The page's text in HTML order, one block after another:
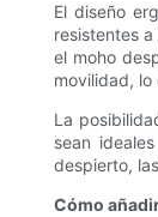
El diseño
resistentes
el moho
movilidad, lo
La
sean
despierto,
Cómo